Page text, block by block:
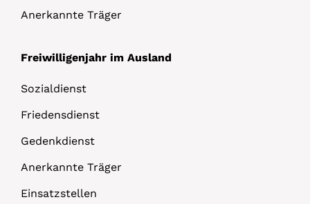
Anerkannte Träger
Freiwilligenjahr im Ausland
Sozialdienst
Friedensdienst
Gedenkdienst
Anerkannte Träger
Einsatzstellen